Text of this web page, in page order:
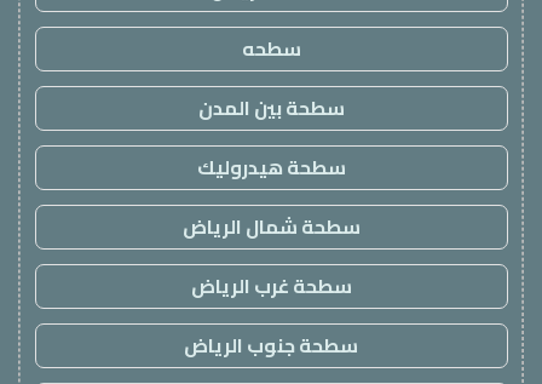
سطحه
سطحة بين المدن
سطحة هيدروليك
سطحة شمال الرياض
سطحة غرب الرياض
سطحة جنوب الرياض